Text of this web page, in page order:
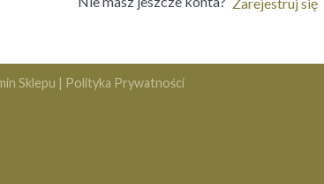
Sklepu | Polityka Prywatności